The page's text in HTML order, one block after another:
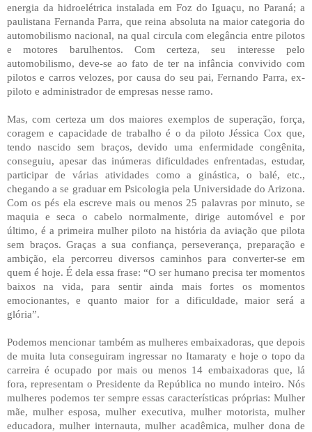
energia da hidroelétrica instalada em Foz do Iguaçu, no Paraná; a
paulistana Fernanda Parra, que reina absoluta na maior categoria do
automobilismo nacional, na qual circula com elegância entre pilotos
e motores barulhentos. Com certeza, seu interesse pelo
automobilismo, deve-se ao fato de ter na infância convivido com
pilotos e carros velozes, por causa do seu pai, Fernando Parra, ex-
piloto e administrador de empresas nesse ramo.
Mas, com certeza um dos maiores exemplos de superação, força,
coragem e capacidade de trabalho é o da piloto Jéssica Cox que,
tendo nascido sem braços, devido uma enfermidade congênita,
conseguiu, apesar das inúmeras dificuldades enfrentadas, estudar,
participar de várias atividades como a ginástica, o balé, etc.,
chegando a se graduar em Psicologia pela Universidade do Arizona.
Com os pés ela escreve mais ou menos 25 palavras por minuto, se
maquia e seca o cabelo normalmente, dirige automóvel e por
último, é a primeira mulher piloto na história da aviação que pilota
sem braços. Graças a sua confiança, perseverança, preparação e
ambição, ela percorreu diversos caminhos para converter-se em
quem é hoje. É dela essa frase: “O ser humano precisa ter momentos
baixos na vida, para sentir ainda mais fortes os momentos
emocionantes, e quanto maior for a dificuldade, maior será a
glória”.
Podemos mencionar também as mulheres embaixadoras, que depois
de muita luta conseguiram ingressar no Itamaraty e hoje o topo da
carreira é ocupado por mais ou menos 14 embaixadoras que, lá
fora, representam o Presidente da República no mundo inteiro. Nós
mulheres podemos ter sempre essas características próprias: Mulher
mãe, mulher esposa, mulher executiva, mulher motorista, mulher
educadora, mulher internauta, mulher acadêmica, mulher dona de